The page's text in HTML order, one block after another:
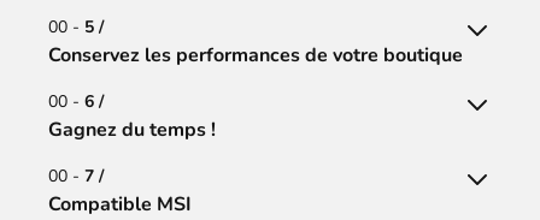
00 - 5 /
Conservez les performances de votre boutique
00 - 6 /
Gagnez du temps !
00 - 7 /
Compatible MSI